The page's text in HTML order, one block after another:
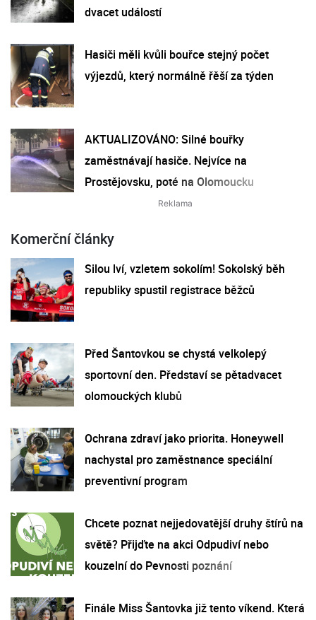
dvacet událostí
Hasiči měli kvůli bouřce stejný počet
výjezdů, který normálně řěší za týden
AKTUALIZOVÁNO: Silné bouřky
zaměstnávají hasiče. Nejvíce na
Prostějovsku, poté na Olomoucku
Komerční články
Silou lví, vzletem sokolím! Sokolský běh
republiky spustil registrace běžců
Před Šantovkou se chystá velkolepý
sportovní den. Představí se pětadvacet
olomouckých klubů
Ochrana zdraví jako priorita. Honeywell
nachystal pro zaměstnance speciální
preventivní program
Chcete poznat nejjedovatější druhy štírů na
světě? Přijďte na akci Odpudiví nebo
kouzelní do Pevnosti poznání
Finále Miss Šantovka již tento víkend. Která